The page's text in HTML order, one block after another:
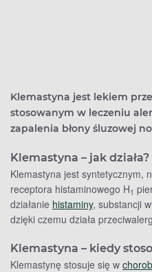
Klemastyna jest lekiem
stosowanym w leczeniu
zapalenia błony śluzowej
Klemastyna – jak działa?
Klemastyna jest syntetycznym,
receptora histaminowego H1
działanie histaminy, substancji
dzięki czemu działa
Klemastyna – kiedy
Klemastynę stosuje się w